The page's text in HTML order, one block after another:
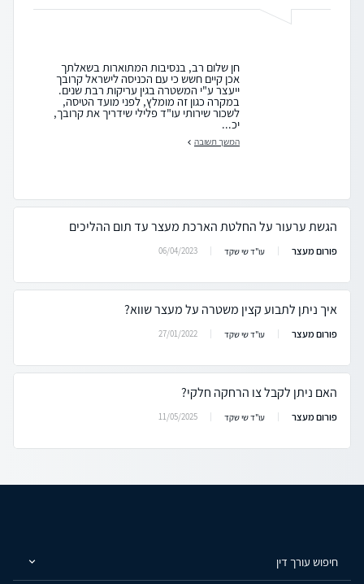
חן שלום רב, בנסיבות המתוארות בשאלתך
אכן קיים חשש כי עם הכניסה לישראל קרובך
ייעצר ע"י המשטרה בגין עריקות רבת שנים.
במקרה כגון זה מומלץ, לפני מועד הטיסה,
לשכור שירותי עו"ד פלילי שידריך את קרובך,
יכ...
המשך תשובה
הגשת ערעור על החלטת הארכת מעצר עד תום ההליכים
פורום מעצר עו"ד שי שקד 06/04/2023
איך ניתן לתבוע קצין משטרה על מעצר שווא?
פורום מעצר עו"ד שי שקד 27/01/2022
האם ניתן לקבל צו הרחקה חלקי?
פורום מעצר עו"ד שי שקד 11/05/2025
חיפוש עורך דין